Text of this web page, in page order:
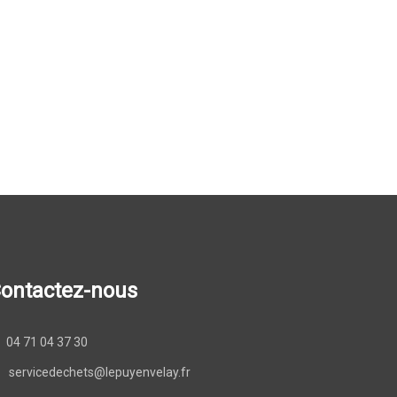
nous
04 71 04 37 30
servicedechets@lepuyenvelay.fr